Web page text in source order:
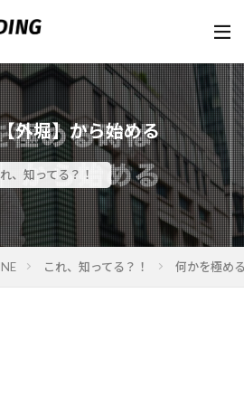
外堀】から始める
、知ってる？！
これ、知ってる？！ 何かを極め